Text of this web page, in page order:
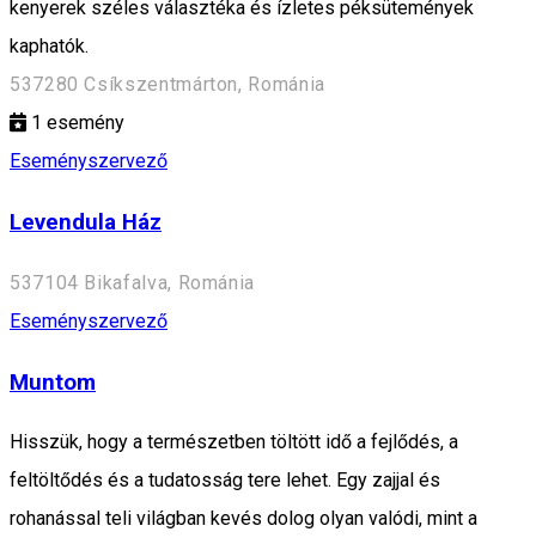
kenyerek széles választéka és ízletes péksütemények
kaphatók.
537280 Csíkszentmárton, Románia
1 esemény
Eseményszervező
Levendula Ház
537104 Bikafalva, Románia
Eseményszervező
Muntom
Hisszük, hogy a természetben töltött idő a fejlődés, a
feltöltődés és a tudatosság tere lehet. Egy zajjal és
rohanással teli világban kevés dolog olyan valódi, mint a